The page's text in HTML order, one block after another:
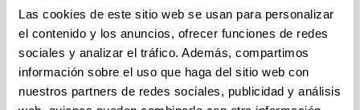
Las cookies de este sitio web se usan para personalizar
el contenido y los anuncios, ofrecer funciones de redes
sociales y analizar el tráfico. Además, compartimos
información sobre el uso que haga del sitio web con
nuestros partners de redes sociales, publicidad y análisis
Se ha publicado la propuesta de adjudicación
Convocatoria Listados Datos de contacto